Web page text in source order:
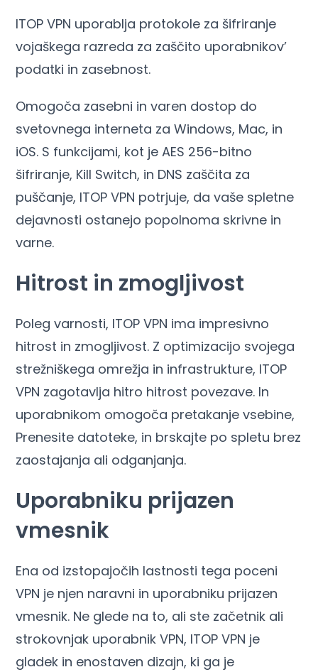
ITOP VPN uporablja protokole za šifriranje
vojaškega razreda za zaščito uporabnikov’
podatki in zasebnost.
Omogoča zasebni in varen dostop do
svetovnega interneta za Windows, Mac, in
iOS. S funkcijami, kot je AES 256-bitno
šifriranje, Kill Switch, in DNS zaščita za
puščanje, ITOP VPN potrjuje, da vaše spletne
dejavnosti ostanejo popolnoma skrivne in
varne.
Hitrost in zmogljivost
Poleg varnosti, ITOP VPN ima impresivno
hitrost in zmogljivost. Z optimizacijo svojega
strežniškega omrežja in infrastrukture, ITOP
VPN zagotavlja hitro hitrost povezave. In
uporabnikom omogoča pretakanje vsebine,
Prenesite datoteke, in brskajte po spletu brez
zaostajanja ali odganjanja.
Uporabniku prijazen
vmesnik
Ena od izstopajočih lastnosti tega poceni
VPN je njen naravni in uporabniku prijazen
vmesnik. Ne glede na to, ali ste začetnik ali
strokovnjak uporabnik VPN, ITOP VPN je
gladek in enostaven dizajn, ki ga je